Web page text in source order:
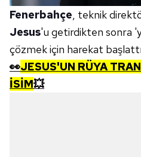
Fenerbahçe, teknik
Jesus'u getirdikten sonra
çözmek için harekat
👀JESUS'UN RÜYA
İSİM💥